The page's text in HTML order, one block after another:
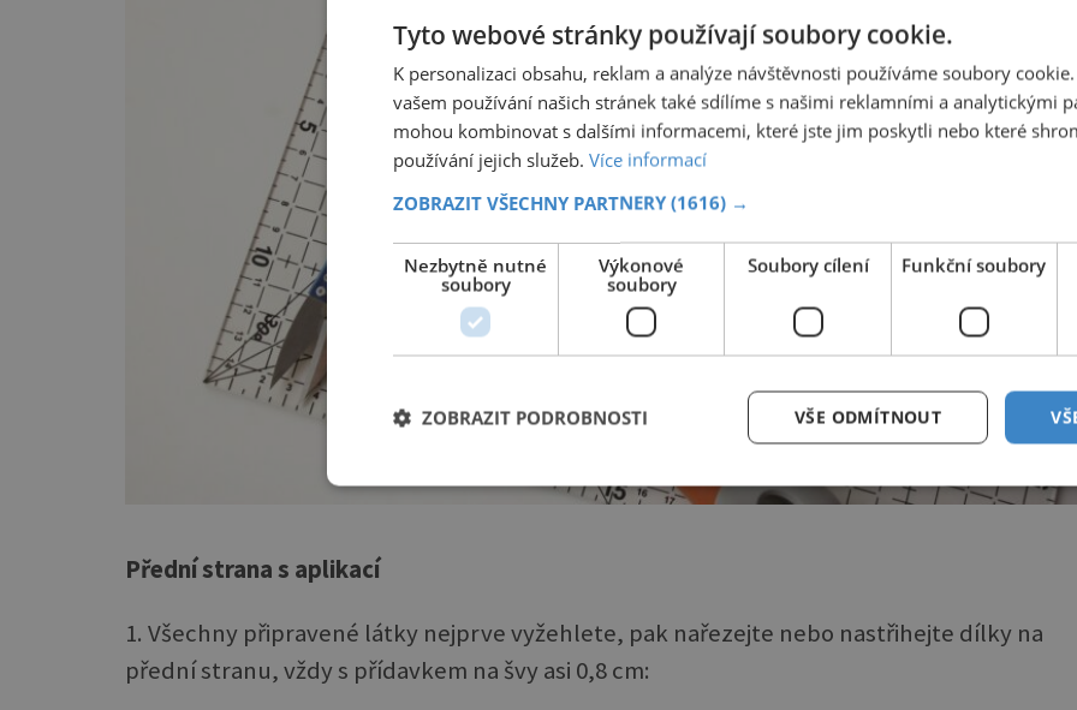
Přední strana s aplikací
1. Všechny připravené látky nejprve vyžehlete, pak nařezejte nebo nastřihejte dílky na
přední stranu, vždy s přídavkem na švy asi 0,8 cm:
Tyto webové stránky používají soubory cookie.
K personalizaci obsahu, reklam a analýze návštěvnosti používáme soubory
vašem používání našich stránek také sdílíme s našimi reklamními a analytickými
mohou kombinovat s dalšími informacemi, které jste jim poskytli nebo které
používání jejich služeb. Více informací
ZOBRAZIT VŠECHNY PARTNERY (1616) →
Nezbytně nutné
soubory
Výkonové
soubory
Soubory cílení Funkční soubory
VŠE ODMÍTNOUT
ZOBRAZIT PODROBNOSTI